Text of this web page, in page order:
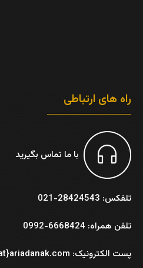
راه های ارتباطی
با ما تماس بگیرید
تلفکس: 28424543-021
تلفن همراه: 6668424-0992
پست الکترونیک: info{at}ariadanak.com